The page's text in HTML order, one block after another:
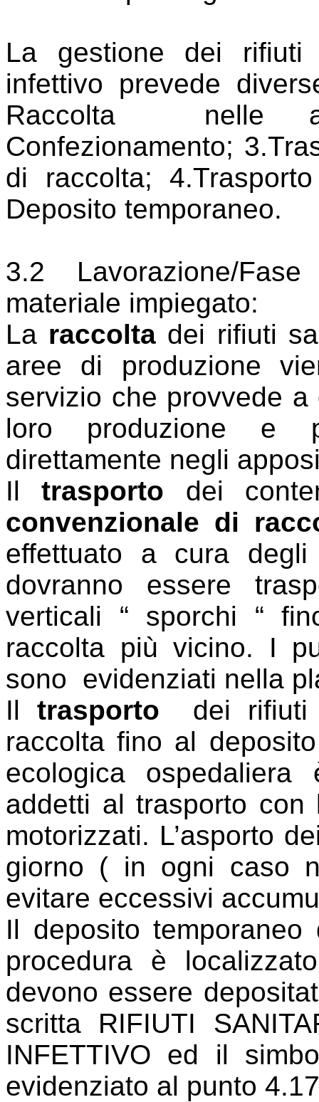
La gestione dei rifiuti
infettivo prevede
Raccolta
nelle
Confezionamento;
di raccolta;
Deposito temporaneo.
3.2 Lavorazione/
materiale impiegato:
La raccolta dei rifiuti
aree di produzione
servizio che provvede
loro produzione e
direttamente negli
Iltrasporto dei
convenzionale di
effettuato a cura
dovranno essere
verticali “ sporchi “
raccolta più vicino. I
sono evidenziati nella
Il trasporto
dei
raccolta fino al
ecologica
addetti al trasporto con
motorizzati. L’asporto
giorno ( in ogni caso
evitare eccessivi
Il deposito
procedura è
devono essere
scritta RIFIUTI
INFETTIVO ed il
evidenziato al punto 4.17